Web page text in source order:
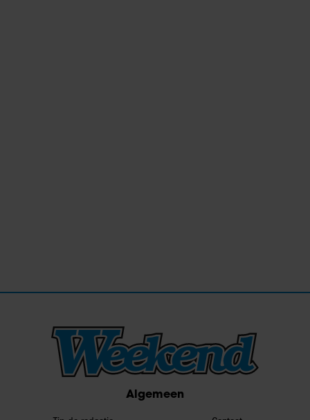
Algemeen